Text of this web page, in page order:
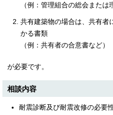
（例：管理組合の総会または
共有建築物の場合は、共有者
かる書類
（例：共有者の合意書など）
が必要です。
相談内容
耐震診断及び耐震改修の必要